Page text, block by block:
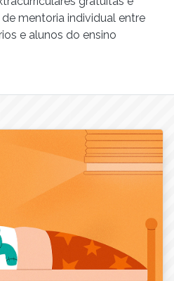
mentoria individual entre
e alunos do ensino